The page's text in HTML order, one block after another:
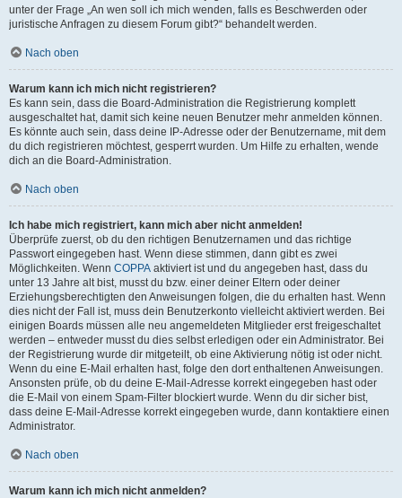
unter der Frage „An wen soll ich mich wenden, falls es Beschwerden oder
juristische Anfragen zu diesem Forum gibt?“ behandelt werden.
Nach oben
Warum kann ich mich nicht registrieren?
Es kann sein, dass die Board-Administration die Registrierung komplett
ausgeschaltet hat, damit sich keine neuen Benutzer mehr anmelden können.
Es könnte auch sein, dass deine IP-Adresse oder der Benutzername, mit dem
du dich registrieren möchtest, gesperrt wurden. Um Hilfe zu erhalten, wende
dich an die Board-Administration.
Nach oben
Ich habe mich registriert, kann mich aber nicht anmelden!
Überprüfe zuerst, ob du den richtigen Benutzernamen und das richtige
Passwort eingegeben hast. Wenn diese stimmen, dann gibt es zwei
Möglichkeiten. Wenn COPPA aktiviert ist und du angegeben hast, dass du
unter 13 Jahre alt bist, musst du bzw. einer deiner Eltern oder deiner
Erziehungsberechtigten den Anweisungen folgen, die du erhalten hast. Wenn
dies nicht der Fall ist, muss dein Benutzerkonto vielleicht aktiviert werden. Bei
einigen Boards müssen alle neu angemeldeten Mitglieder erst freigeschaltet
werden – entweder musst du dies selbst erledigen oder ein Administrator. Bei
der Registrierung wurde dir mitgeteilt, ob eine Aktivierung nötig ist oder nicht.
Wenn du eine E-Mail erhalten hast, folge den dort enthaltenen Anweisungen.
Ansonsten prüfe, ob du deine E-Mail-Adresse korrekt eingegeben hast oder
die E-Mail von einem Spam-Filter blockiert wurde. Wenn du dir sicher bist,
dass deine E-Mail-Adresse korrekt eingegeben wurde, dann kontaktiere einen
Administrator.
Nach oben
Warum kann ich mich nicht anmelden?